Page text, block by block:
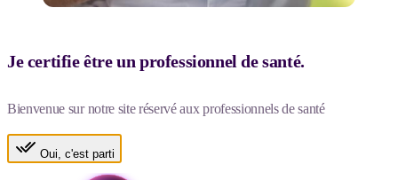
Je certifie être un professionnel de santé.
Bienvenue sur notre site réservé aux professionnels de santé
Oui, c'est parti